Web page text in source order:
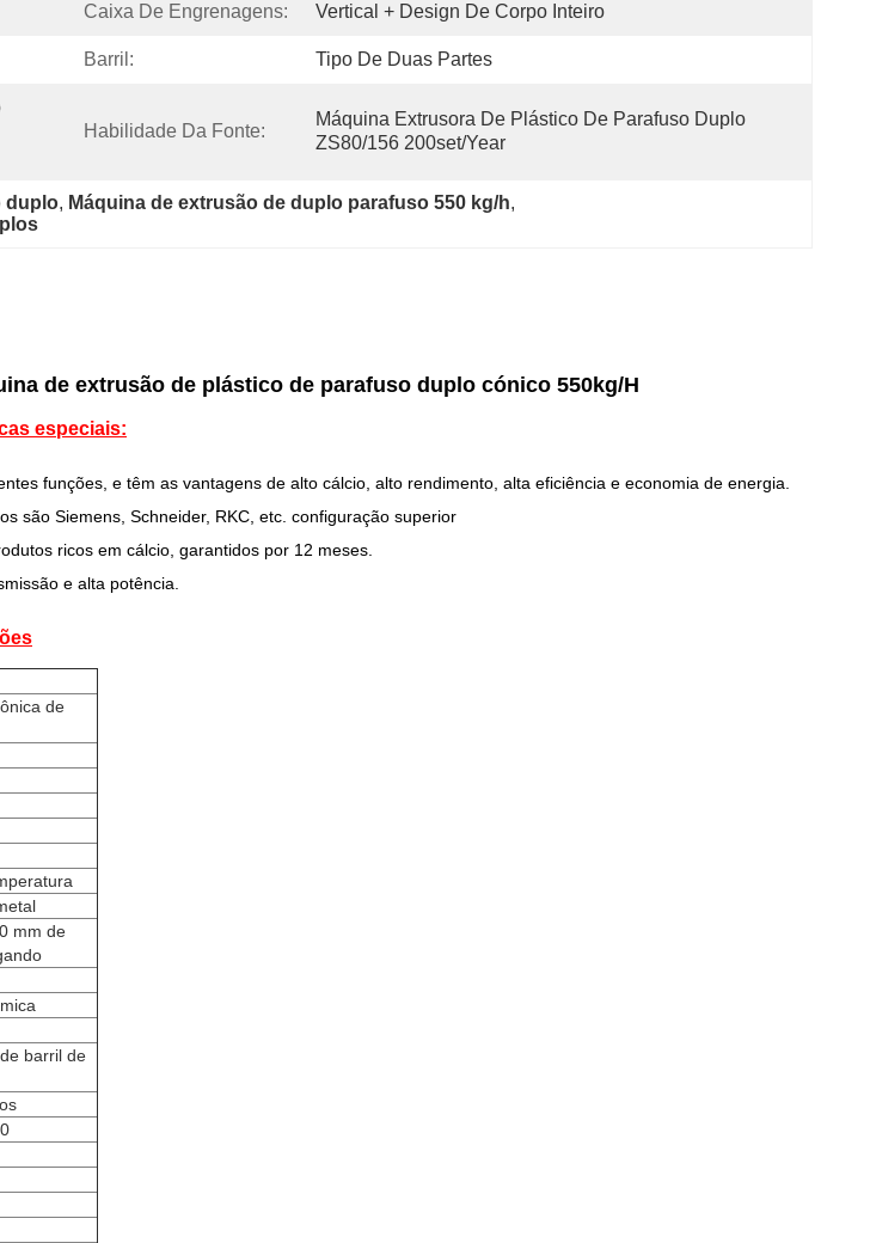
Caixa De Engrenagens: Vertical + Design De Corpo Inteiro
Barril: Tipo De Duas Partes
Habilidade Da Fonte:
Máquina Extrusora De Plástico De Parafuso Duplo
ZS80/156 200set/year
duplo, Máquina de extrusão de duplo parafuso 550 kg/h,
de extrusão de plástico de parafuso duplo cónico 550kg/H
especiais:
funções, e têm as vantagens de alto cálcio, alto rendimento, alta eficiência e economia de energia.
são Siemens, Schneider, RKC, etc. configuração superior
ricos em cálcio, garantidos por 12 meses.
e alta potência.
de
mm de
barril de